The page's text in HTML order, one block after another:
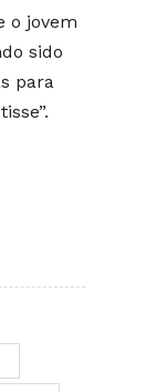
o jovem
sido
para